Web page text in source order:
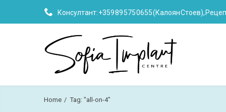
Консултант:+359 89 575 0655 (Калоян Стоев),
Home Tag: "all-on-4"